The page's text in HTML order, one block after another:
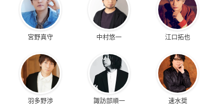
宮野真守 中村悠一 江口拓也
羽多野渉 諏訪部順一 速水奨